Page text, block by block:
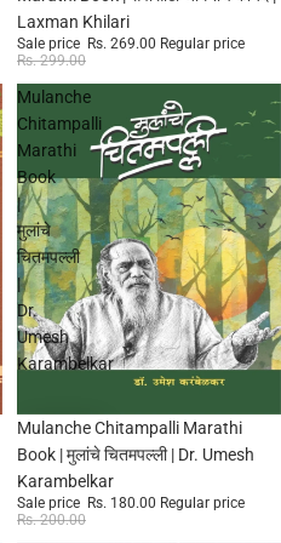
Laxman Khilari
Sale price Rs. 269.00 Regular price
Rs. 299.00
Mulanche
Chitampalli
Marathi
Book
|
मुलांचे
चितमपल्ली
|
Dr.
Umesh
Karambelkar
Sale
Mulanche Chitampalli Marathi
Book | मुलांचे चितमपल्ली | Dr. Umesh
Karambelkar
Sale price Rs. 180.00 Regular price
Rs. 200.00